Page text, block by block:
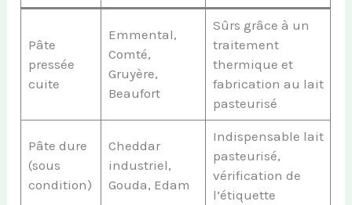
Pâte
pressée
cuite
Emmental,
Comté,
Gruyère,
Beaufort
Sûrs grâce à un
traitement
thermique et
fabrication au lait
pasteurisé
Pâte dure
(sous
condition)
Cheddar
industriel,
Gouda, Edam
Indispensable lait
pasteurisé,
vérification de
l’étiquette